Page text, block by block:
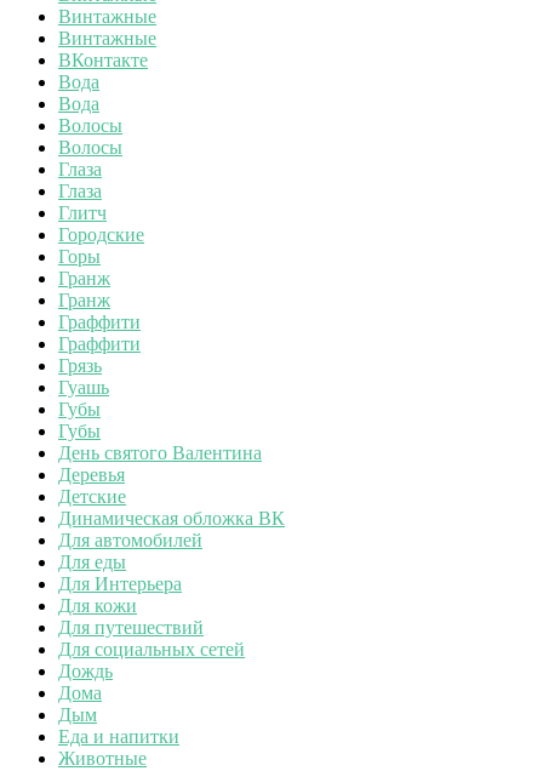
Винтажные
Винтажные
ВКонтакте
Вода
Вода
Волосы
Волосы
Глаза
Глаза
Глитч
Городские
Горы
Гранж
Гранж
Граффити
Граффити
Грязь
Гуашь
Губы
Губы
День святого Валентина
Деревья
Детские
Динамическая обложка ВК
Для автомобилей
Для еды
Для Интерьера
Для кожи
Для путешествий
Для социальных сетей
Дождь
Дома
Дым
Еда и напитки
Животные